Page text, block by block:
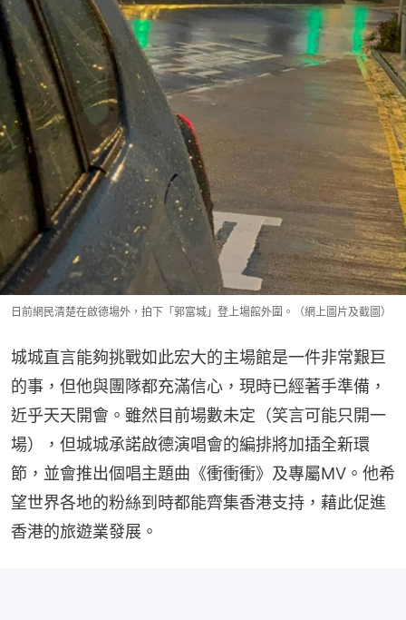
日前網民清楚在啟德場外，拍下「郭富城」登上場館外圍。（網上圖片及截圖）
城城直言能夠挑戰如此宏大的主場館是一件非常艱巨
的事，但他與團隊都充滿信心，現時已經著手準備，
近乎天天開會。雖然目前場數未定（笑言可能只開一
場），但城城承諾啟德演唱會的編排將加插全新環
節，並會推出個唱主題曲《衝衝衝》及專屬MV。他希
望世界各地的粉絲到時都能齊集香港支持，藉此促進
香港的旅遊業發展。